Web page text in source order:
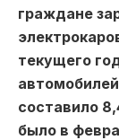
граждане
текущего
составило
было в